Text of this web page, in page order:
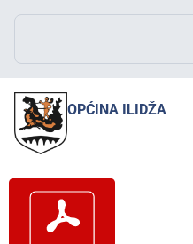
OPĆINA ILIDŽA